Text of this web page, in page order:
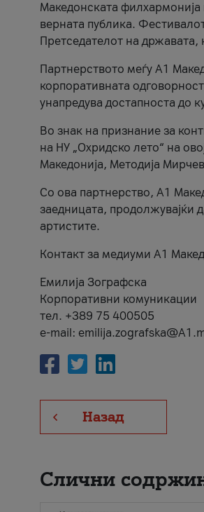
Македонската
верната публика.
Претседателот на државата,
Партнерството меѓу A1
корпоративната
унапредува достапноста до
Во знак на признание за
на НУ „Охридско лето“ на
Македонија, Методија
Со ова партнерство, A1
заедницата, продолжувајќи
артистите.
Контакт за медиуми А1
Емилија Зографска
Корпоративни комуникации
тел. +389 75 400505
e-mail:
Назад
Слични